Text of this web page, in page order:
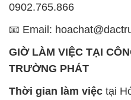
0902.765.866
📧 Email:
GIỜ LÀM VIỆC TẠI
TRƯỜNG PHÁT
Thời gian làm việc tại